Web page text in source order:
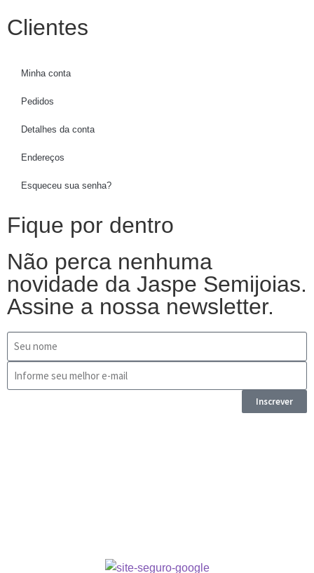
Clientes
Minha conta
Pedidos
Detalhes da conta
Endereços
Esqueceu sua senha?
Fique por dentro
Não perca nenhuma
novidade da Jaspe Semijoias.
Assine a nossa newsletter.
Inscrever